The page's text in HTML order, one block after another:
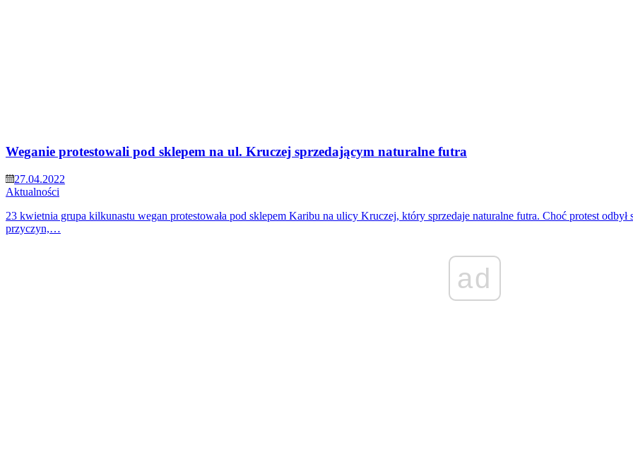
Weganie protestowali pod sklepem na ul. Kruczej sprzedającym naturalne futra
27.04.2022
Aktualności
23 kwietnia grupa kilkunastu wegan protestowała pod sklepem Karibu na ulicy Kruczej, który sprzedaje naturalne futra. Choć protest
przyczyn,…
ad